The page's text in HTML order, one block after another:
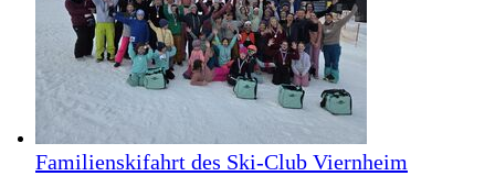
Familienskifahrt des Ski‑Club Viernheim